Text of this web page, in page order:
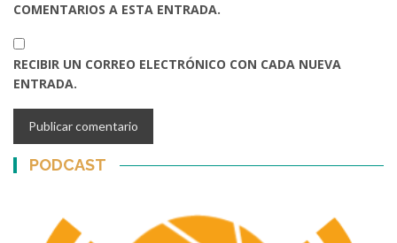
COMENTARIOS A ESTA ENTRADA.
RECIBIR UN CORREO ELECTRÓNICO CON CADA NUEVA
ENTRADA.
PODCAST